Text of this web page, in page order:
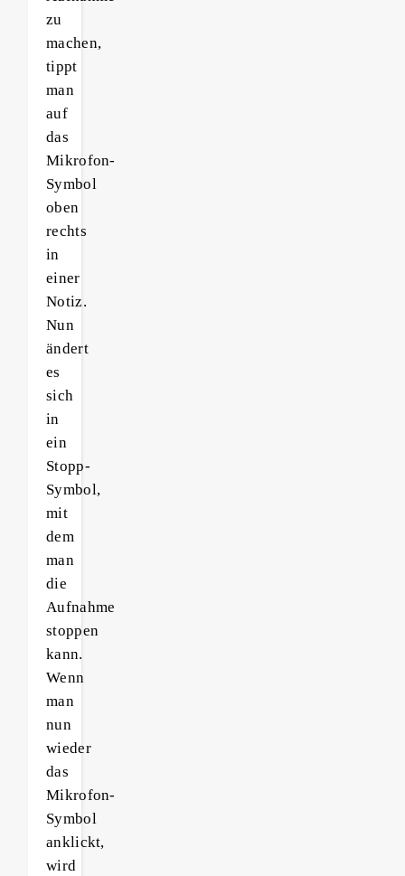
zu
machen,
tippt
man
auf
das
Mikrofon-
Symbol
oben
rechts
in
einer
Notiz.
Nun
ändert
es
sich
in
ein
Stopp-
Symbol,
mit
dem
man
die
Aufnahme
stoppen
kann.
Wenn
man
nun
wieder
das
Mikrofon-
Symbol
anklickt,
wird